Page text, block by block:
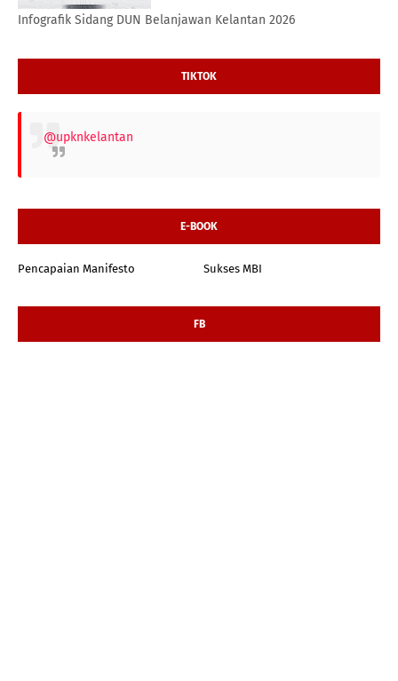
Infografik Sidang DUN Belanjawan Kelantan 2026
TIKTOK
@upknkelantan
E-BOOK
Pencapaian Manifesto Sukses MBI
FB